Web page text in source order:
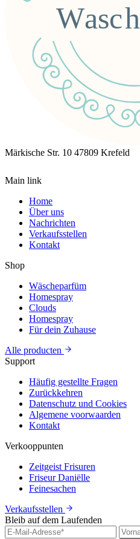
Märkische Str. 10 47809 Krefeld
Main link
Home
Über uns
Nachrichten
Verkaufsstellen
Kontakt
Shop
Wäscheparfüm
Homespray
Clouds
Homespray
Für dein Zuhause
Alle producten
Support
Häufig gestellte Fragen
Zurückkehren
Datenschutz und Cookies
Algemene voorwaarden
Kontakt
Verkooppunten
Zeitgeist Frisuren
Friseur Daniëlle
Feinesachen
Verkaufsstellen
Bleib auf dem Laufenden